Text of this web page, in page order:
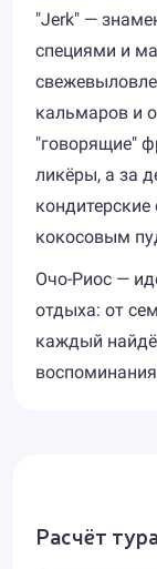
"Jerk" —
специями и
кальмаров и
"говорящие"
ликёры, а за
кокосовым
Очо-Риос —
отдыха: от
каждый
Расчёт